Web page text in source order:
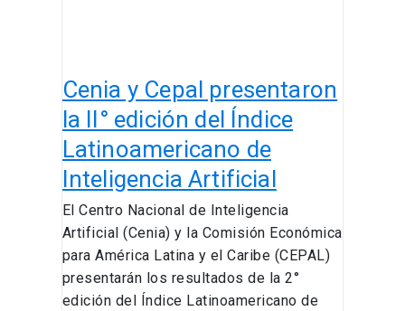
Cenia y Cepal presentaron
la II° edición del Índice
Latinoamericano de
Inteligencia Artificial
El Centro Nacional de Inteligencia
Artificial (Cenia) y la Comisión Económica
para América Latina y el Caribe (CEPAL)
presentarán los resultados de la 2°
edición del Índice Latinoamericano de
de
Inteligencia
Artificial